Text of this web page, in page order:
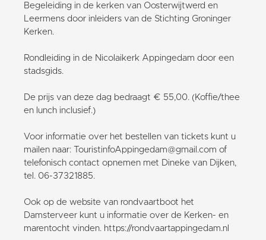
Begeleiding in de kerken van Oosterwijtwerd en
Leermens door inleiders van de Stichting Groninger
Kerken.
Rondleiding in de Nicolaikerk Appingedam door een
stadsgids.
De prijs van deze dag bedraagt € 55,00. (Koffie/thee
en lunch inclusief.)
Voor informatie over het bestellen van tickets kunt u
mailen naar: TouristinfoAppingedam@gmail.com of
telefonisch contact opnemen met Dineke van Dijken,
tel. 06-37321885.
Ook op de website van rondvaartboot het
Damsterveer kunt u informatie over de Kerken- en
marentocht vinden. https://rondvaartappingedam.nl